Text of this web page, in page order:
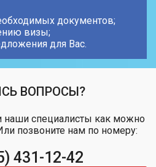
документов;
визы;
для Вас.
ВОПРОСЫ?
наши специалисты как можно
позвоните нам по номеру:
431-12-42